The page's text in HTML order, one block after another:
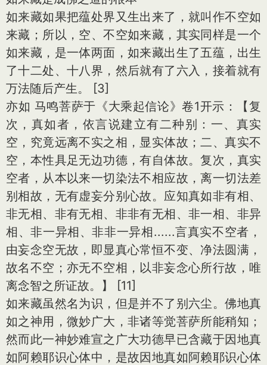
如来藏如果把蕴处界又生出来了，就叫作不空如
来藏；所以，空、不空如来藏，其实同样是一个
如来藏，是一体两面，如来藏出生了五蕴，出生
了十二处、十八界，然后就有了六入，接着就有
万法随后产生。 [3]
亦如 马鸣菩萨于《大乘起信论》卷1开示：【复
次，真如者，依言说建立有二种别：一、真实
空，究竟远离不实之相，显实体故；二、真实不
空，本性具足无边功德，有自体故。复次，真实
空者，从本以来一切染法不相应故，离一切法差
别相故，无有虚妄分别心故。应知真如非有相、
非无相、非有无相、非非有无相、非一相、非异
相、非一异相、非非一异相......言真实不空者，
由妄念空无故，即显真心常恒不变、净法圆满，
故名不空；亦无不空相，以非妄念心所行故，唯
离念智之所证故。】 [11]
如来藏虽然名为识，但是并不了别六尘。佛地真
如之神用，微妙广大，非诸等觉菩萨所能稍知；
然而此一神妙难宣之广大功德早已含藏于因地真
如阿赖耶识心体中，是故因地真如阿赖耶识心体